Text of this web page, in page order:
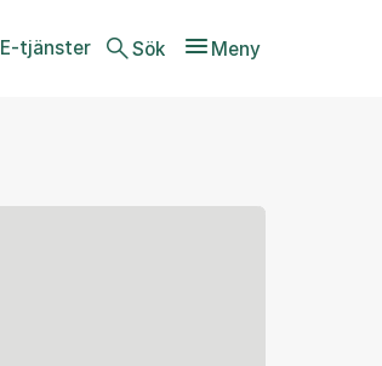
Sök Meny
E-tjänster